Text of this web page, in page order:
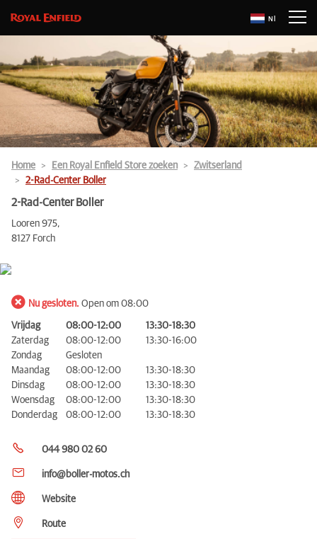
Nl
Home Een Royal Enfield Store zoeken
Zwitserland
2-Rad-Center Boller
2-Rad-Center Boller
Looren 975,
8127 Forch
Nu gesloten. Open om 08:00
Vrijdag 08:00-12:00
13:30-18:30
Zaterdag
08:00-12:00
13:30-16:00
Zondag
Gesloten
Maandag
08:00-12:00
13:30-18:30
Dinsdag
08:00-12:00
13:30-18:30
Woensdag
08:00-12:00
13:30-18:30
Donderdag
08:00-12:00 13:30-18:30
044 980 02 60
info@boller-motos.ch
Website
Route